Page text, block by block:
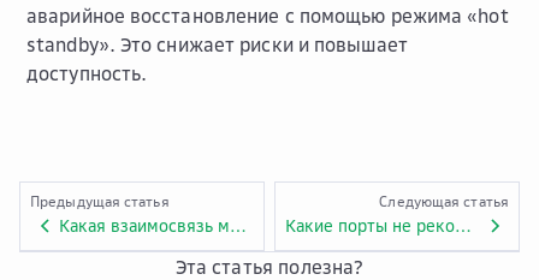
аварийное восстановление с помощью режима «hot
standby». Это снижает риски и повышает
доступность.
Предыдущая статья
Какая взаимосвязь между VPC, NAT-шлюзом, пропускной способностью EIP и ECS?
Следующая статья
Какие порты не рекомендуется использовать?
Эта статья полезна?